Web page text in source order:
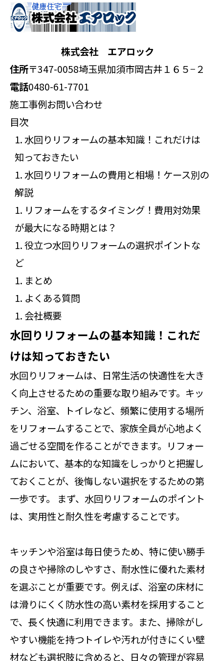
株式会社 エアロック
住所〒347-0058埼玉県加須市岡古井１６５−２
電話0480-61-7701
施工事例お問い合わせ
目次
水回りリフォームの基本知識！これだけは
知っておきたい
水回りリフォームの費用と相場！ケース別の
解説
リフォームをするタイミング！費用対効果
が最大になる時期とは？
役立つ水回りリフォームの選択ポイントな
ど
まとめ
よくある質問
会社概要
水回りリフォームの基本知識！これだ
けは知っておきたい
水回りリフォームは、日常生活の快適性を大き
く向上させるための重要な取り組みです。キッ
チン、浴室、トイレなど、頻繁に使用する場所
をリフォームすることで、家族全員が心地よく
過ごせる空間を作ることができます。リフォー
ムにおいて、基本的な知識をしっかりと把握し
ておくことが、後悔しない選択をするための第
一歩です。 まず、水回りリフォームのポイント
は、実用性と耐久性を考慮することです。
キッチンや浴室は毎日使うため、特に使い勝手
の良さや掃除のしやすさ、耐水性に優れた素材
を選ぶことが重要です。例えば、浴室の床材に
は滑りにくく防水性の高い素材を採用すること
で、長く快適に利用できます。また、掃除がし
やすい機能を持つトイレや汚れが付きにくい壁
材なども選択肢に含めると、日々の管理が容易